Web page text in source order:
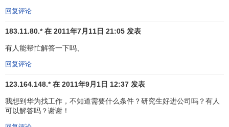
这家中国企业的严峻挑战。
后来邓涛总结出来一条重要经验：与外国跨国公司比，
中国企业绝不仅仅有劣势，同样有非常明显的优势。比如，
要一年甚至一年半才能改进。而华为，只要用户有需求，总
是加班加点，快速反应。一个要一年才改进，一个只要一个
这在国外已经出了名，效率当然也会高了。
回复评论
183.11.80.* 在 2011年7月11日 21:05 发表
有人能帮忙解答一下吗、
回复评论
123.164.148.* 在 2011年9月1日 12:37 发表
我想到华为找工作，不知道需要什么条件？研究生好进公司吗？有人
可以解答吗？谢谢！